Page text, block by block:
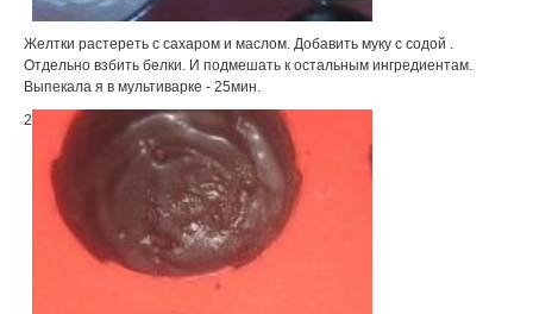
Желтки растереть с сахаром и маслом. Добавить муку с содой .
Отдельно взбить белки. И подмешать к остальным ингредиентам.
Выпекала я в мультиварке - 25мин.
2